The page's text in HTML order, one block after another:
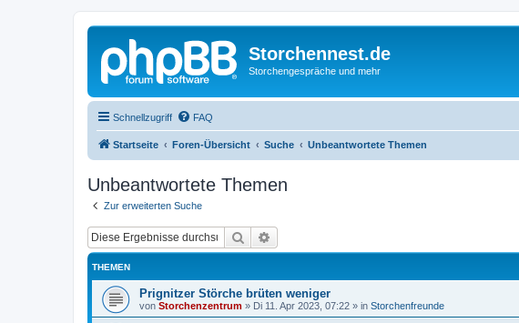
Storchennest.de
Storchengespräche und mehr
Schnellzugriff FAQ
Startseite Foren-Übersicht Suche Unbeantwortete Themen
Unbeantwortete Themen
Zur erweiterten Suche
Suche
THEMEN
Prignitzer Störche brüten weniger
von Storchenzentrum » Di 11. Apr 2023, 07:22 » in Storchenfreunde